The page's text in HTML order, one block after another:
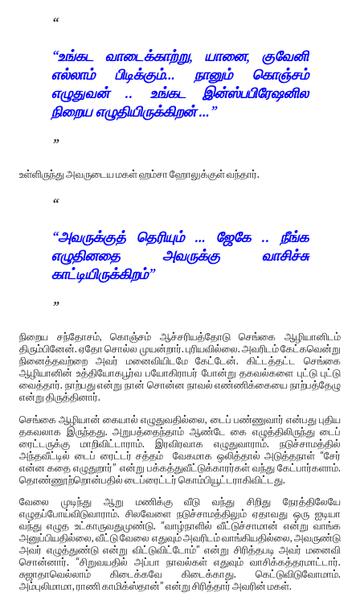
“உங்கட வாடைக்காற்று, யானை, குவேனி
எல்லாம் பிடிக்கும்… நானும் கொஞ்சம்
எழுதுவன் .. உங்கட இன்ஸ்பபிரேஷனில
நிறைய எழுதியிருக்கிறன் …”
உள்ளிருந்து அவருடைய மகள் ஹம்சா ஹோலுக்குள் வந்தார்.
“அவருக்குத் தெரியும் … ஜேகே .. நீங்க
எழுதினதை அவருக்கு வாசிச்சு
காட்டியிருக்கிறம்”
நிறைய சந்தோசம், கொஞ்சம் ஆச்சரியத்தோடு செங்கை ஆழியானிடம்
திரும்பினேன். ஏதோ சொல்ல முயன்றார். புரியவில்லை. அவரிடம் கேட்கவென்று
நினைத்தவற்றை அவர் மனைவியிடமே கேட்டேன். கிட்டத்தட்ட செங்கை
ஆழியானின் உத்தியோகபூர்வ பயோகிராபர் போன்று தகவல்களை புட்டு புட்டு
வைத்தார். நாற்பது என்று நான் சொன்ன நாவல் எண்ணிக்கையை நாற்பத்தேழு
என்று திருத்தினார்.
செங்கை ஆழியான் கையால் எழுதுவதில்லை, டைப் பண்ணுவார் என்பது புதிய
தகவலாக இருந்தது. அறுபத்தைந்தாம் ஆண்டே கை எழுத்திலிருந்து டைப்
ரைட்டருக்கு மாறிவிட்டாராம். இரவிரவாக எழுதுவாராம். நடுச்சாமத்தில்
அந்தவீட்டில் டைப் ரைட்டர் சத்தம் வேகமாக ஒலித்தால் அடுத்தநாள் “சேர்
என்ன கதை எழுதுறார்” என்று பக்கத்துவீட்டுக்காரர்கள் வந்து கேட்பார்களாம்.
தொண்ணூற்றொன்பதில் டைப்ரைட்டர் கொம்பியூட்டராகிவிட்டது.
வேலை முடிந்து ஆறு மணிக்கு வீடு வந்து சிறிது நேரத்திலேயே
எழுதப்போய்விடுவாராம். சிலவேளை நடுச்சாமத்திலும் ஏதாவது ஒரு ஐடியா
வந்து எழுத உட்காருவதுமுண்டு. “வாழ்நாளில் வீட்டுச்சாமான் என்று வாங்க
அனுப்பியதில்லை, வீட்டு வேலை எதுவும் அவரிடம் வாங்கியதில்லை, அவருண்டு
அவர் எழுத்துண்டு என்று விட்டுவிட்டோம்” என்று சிரித்தபடி அவர் மனைவி
சொன்னார். “சிறுவயதில் அப்பா நாவல்கள் எதுவும் வாசிக்கத்தரமாட்டார்.
சுஜாதாவெல்லாம் கிடைக்கவே கிடைக்காது. கெட்டுவிடுவோமாம்.
அம்புலிமாமா, ராணி காமிக்ஸ்தான்” என்று சிரித்தார் அவரின் மகள்.